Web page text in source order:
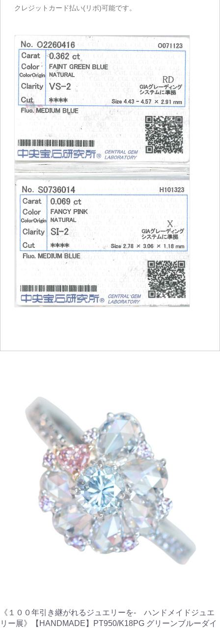
クレジットカード払い(リボ)可能です。
《１００年引き継がれるジュエリーを- ハンドメイドジュエ
リー展》【HANDMADE】PT950/K18PG グリーンブルーダイ